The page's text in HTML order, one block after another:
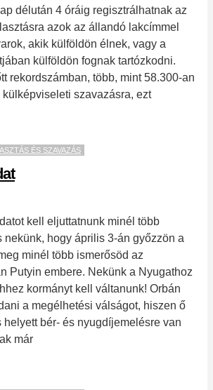
délután 4 óráig regisztrálhatnak az
azok az állandó lakcímmel
akik külföldön élnek, vagy a
külföldön fognak tartózkodni.
rekordszámban, több, mint 58.300-an
szavazásra, ezt
ÉS SZAVAZÁS
kell eljuttatnunk minél több
nekünk, hogy április 3-án győzzön a
minél több ismerősöd az
Putyin embere. Nekünk a Nyugathoz
kormányt kell váltanunk! Orbán
a megélhetési válságot, hiszen ő
helyett bér- és nyugdíjemelésre van
már